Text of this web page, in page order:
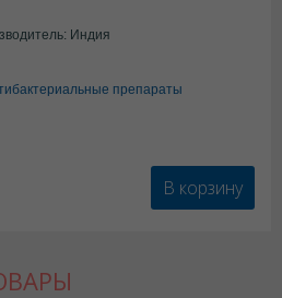
Индия
препараты
В корзину